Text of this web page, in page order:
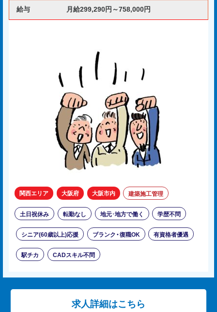
給与 月給299,290円～758,000円
関西エリア 大阪府 大阪市内 建築施工管理
土日祝休み 転勤なし 地元･地方で働く 学歴不問
シニア(60歳以上)応援 ブランク・復職OK 有資格者優遇
駅チカ CADスキル不問
求人詳細はこちら